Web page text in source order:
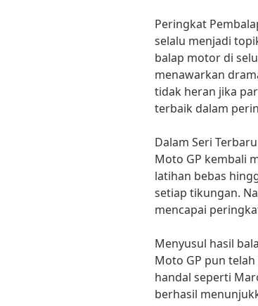
Peringkat
selalu menjadi
balap motor di
menawarkan
tidak heran jika
terbaik dalam
Dalam Seri
Moto GP kembali
latihan bebas
setiap tikungan.
mencapai
Menyusul hasil
Moto GP pun
handal seperti
berhasil